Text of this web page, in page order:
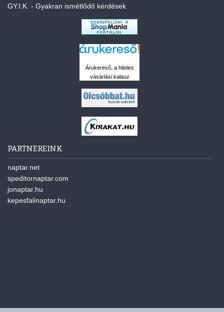
GY.I.K. - Gyakran ismétlődő kérdések
Árukereső, a hiteles
vásárlási kalauz
PARTNEREINK
naptar.net
speditornaptar.com
jonaptar.hu
kepesfalinaptar.hu